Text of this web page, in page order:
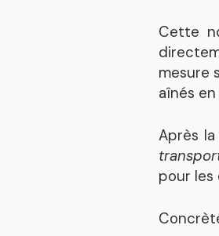
Cette
mesure
aînés
Après la
pour